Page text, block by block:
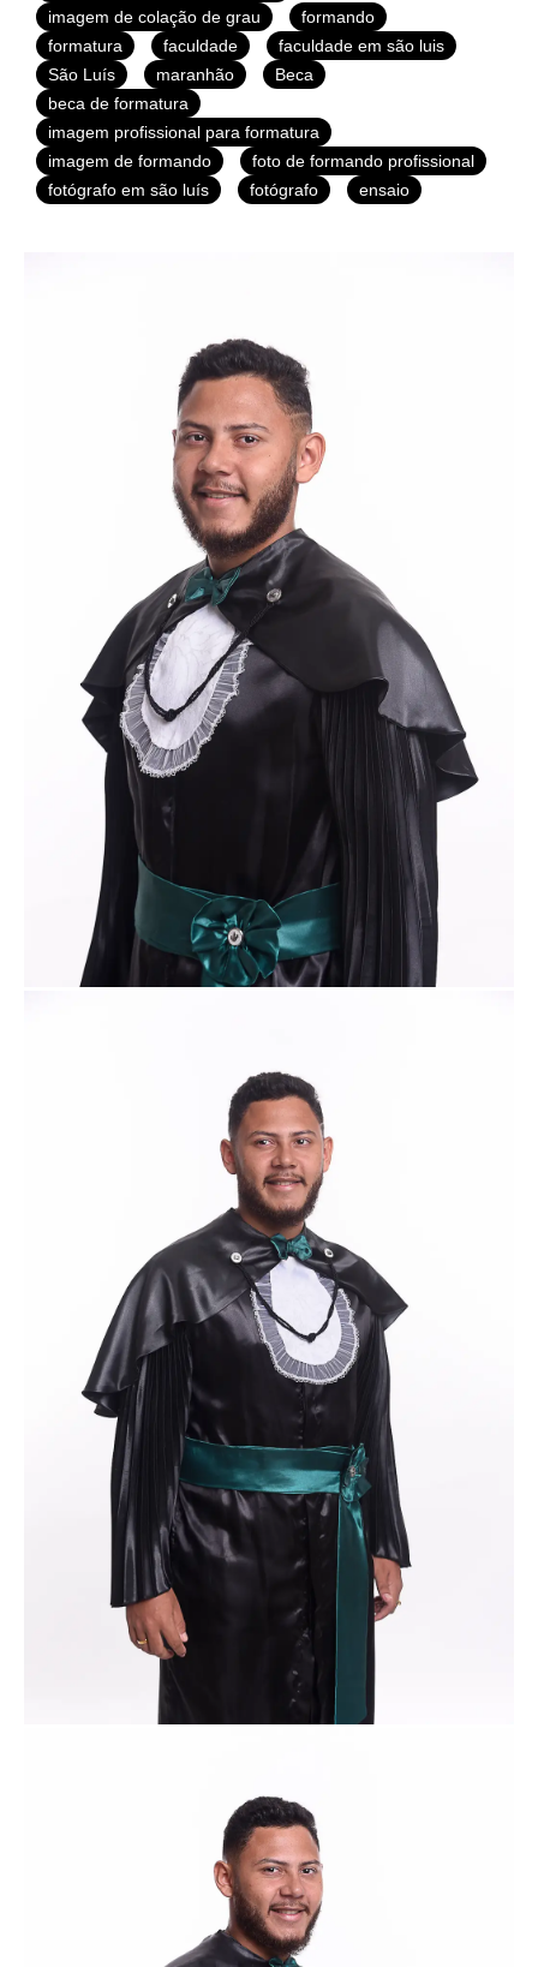
imagem de colação de grau
formando
formatura
faculdade
faculdade em são luis
São Luís
maranhão
Beca
beca de formatura
imagem profissional para formatura
imagem de formando
foto de formando profissional
fotógrafo em são luís
fotógrafo ensaio